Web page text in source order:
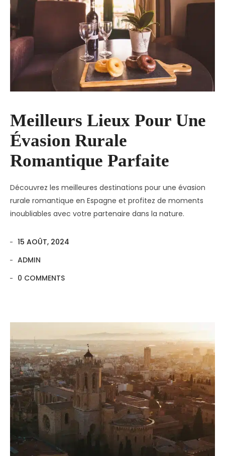
Meilleurs Lieux Pour Une
Évasion Rurale
Romantique Parfaite
Découvrez les meilleures destinations pour une évasion
rurale romantique en Espagne et profitez de moments
inoubliables avec votre partenaire dans la nature.
15 AOÛT, 2024
ADMIN
0 COMMENTS